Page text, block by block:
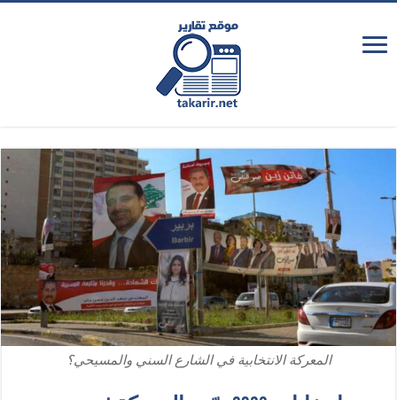
المعركة الانتخابية في الشارع السني والمسيحي؟